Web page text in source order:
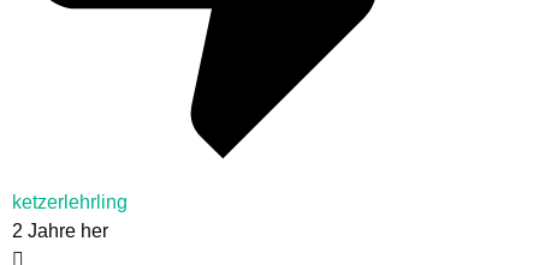
ketzerlehrling
2 Jahre her